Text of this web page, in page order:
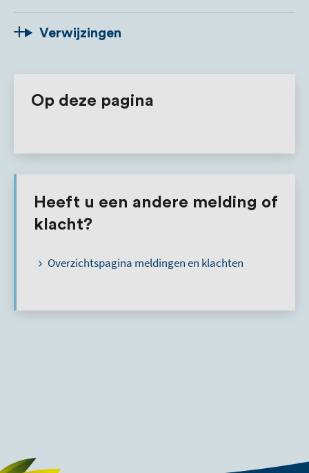
Verwijzingen
Op deze pagina
Heeft u een andere melding of
klacht?
Overzichtspagina meldingen en klachten